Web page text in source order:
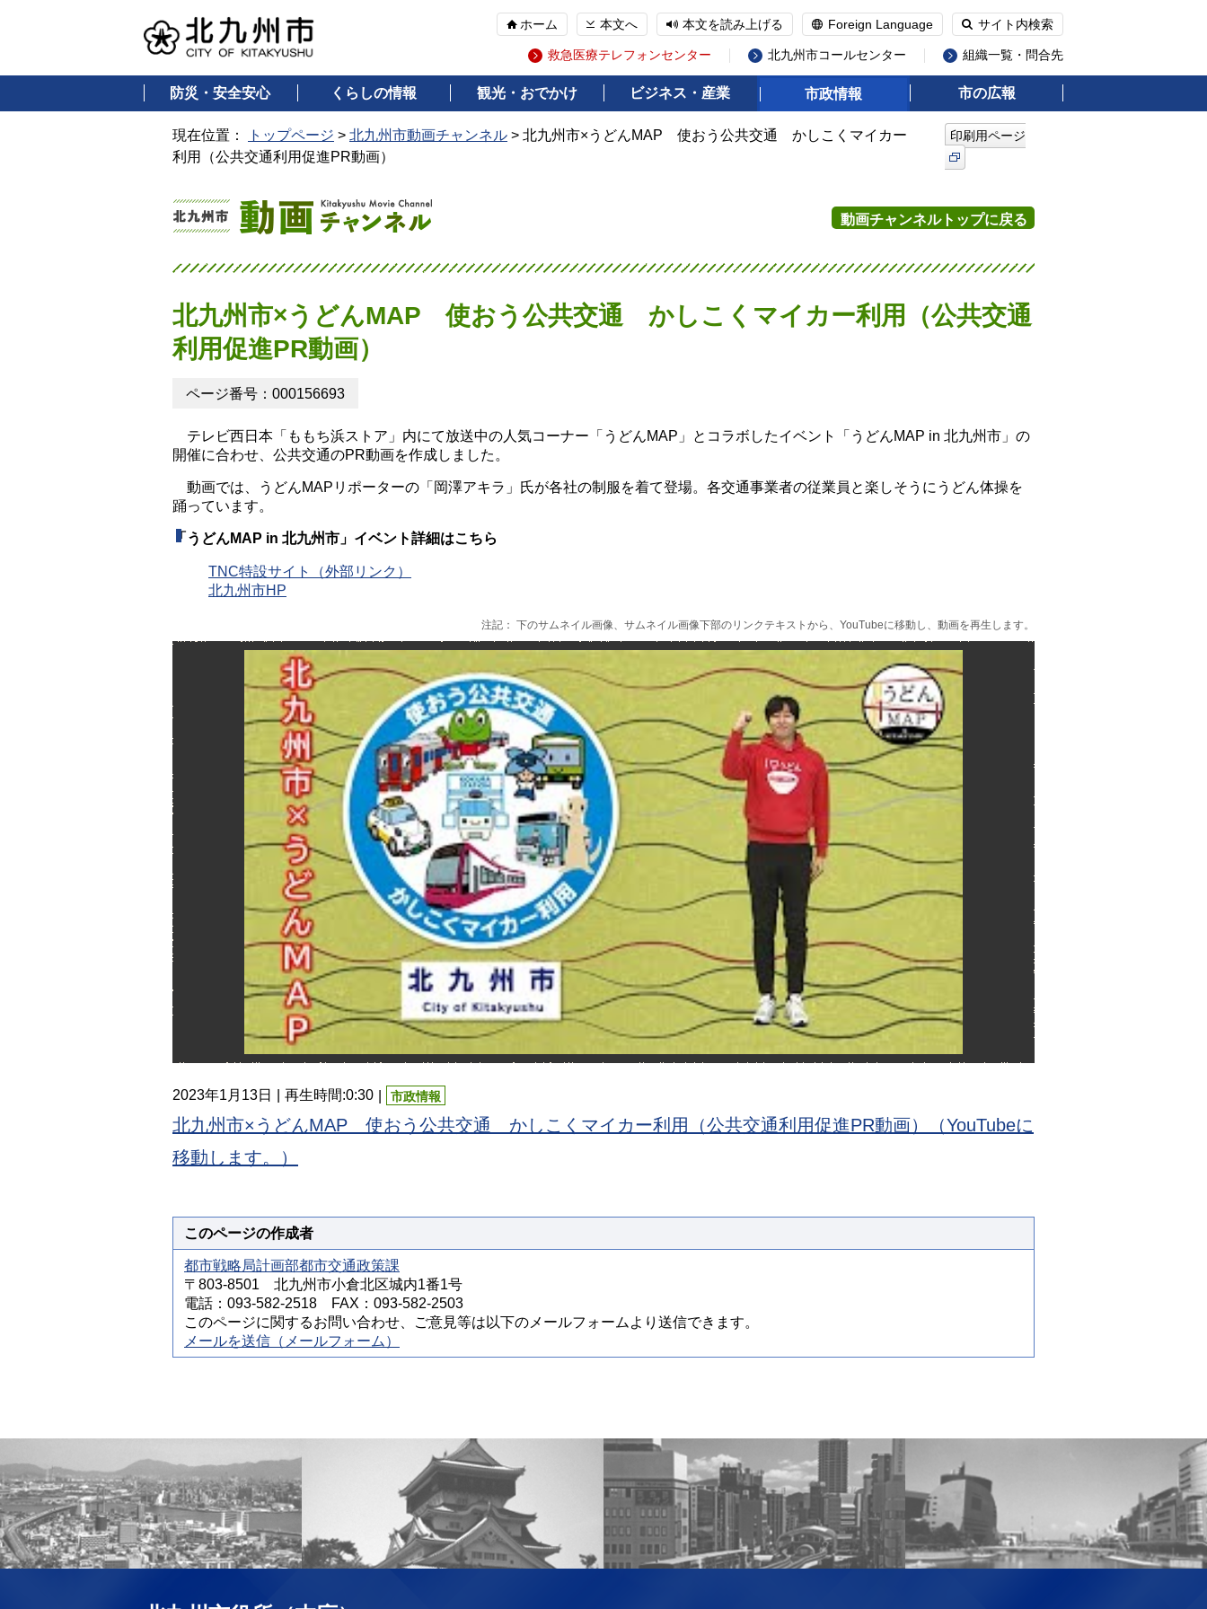
ホーム 本文へ 本文を読み上げる Foreign Language サイト内検索
救急医療テレフォンセンター 北九州市コールセンター 組織一覧・問合先
防災・安全安心 くらしの情報 観光・おでかけ ビジネス・産業 市政情報 市の広報
現在位置： トップページ > 北九州市動画チャンネル > 北九州市×うどんMAP 使おう公共交通 かしこくマイカー
利用（公共交通利用促進PR動画）
印刷用ページ
動画チャンネルトップに戻る
北九州市×うどんMAP 使おう公共交通 かしこくマイカー利用（公共交通
利用促進PR動画）
ページ番号：000156693
テレビ西日本「ももち浜ストア」内にて放送中の人気コーナー「うどんMAP」とコラボしたイベント「うどんMAP in 北九州市」の
開催に合わせ、公共交通のPR動画を作成しました。
動画では、うどんMAPリポーターの「岡澤アキラ」氏が各社の制服を着て登場。各交通事業者の従業員と楽しそうにうどん体操を
踊っています。
「うどんMAP in 北九州市」イベント詳細はこちら
TNC特設サイト（外部リンク）
北九州市HP
注記： 下のサムネイル画像、サムネイル画像下部のリンクテキストから、YouTubeに移動し、動画を再生します。
2023年1月13日 再生時間:0:30 市政情報
北九州市×うどんMAP 使おう公共交通 かしこくマイカー利用（公共交通利用促進PR動画）（YouTubeに
移動します。）
このページの作成者
都市戦略局計画部都市交通政策課
〒803-8501 北九州市小倉北区城内1番1号
電話：093-582-2518 FAX：093-582-2503
このページに関するお問い合わせ、ご意見等は以下のメールフォームより送信できます。
メールを送信（メールフォーム）